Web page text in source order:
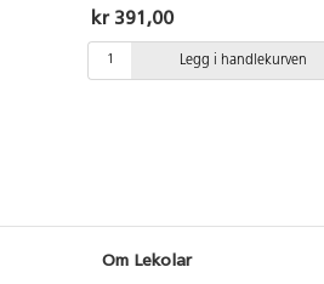
Fra 8 år.
kr 391,00
Legg i handlekurven
Om Lekolar